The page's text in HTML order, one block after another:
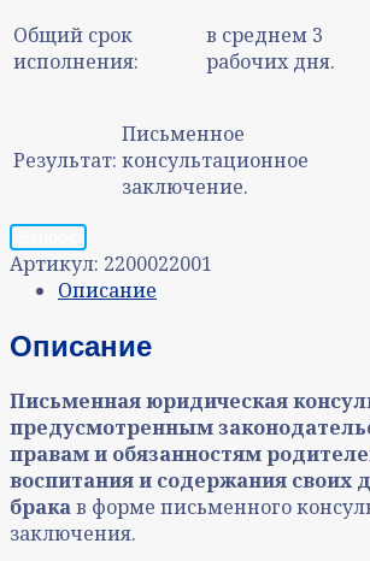
Общий срок
исполнения:
в среднем 3
рабочих дня.
Результат:
Письменное
консультационное
заключение.
Артикул: 2200022001
Описание
Описание
Письменная юридическая
предусмотренным
правам и обязанностям
воспитания и содержания своих
бракав форме письменного
заключения.